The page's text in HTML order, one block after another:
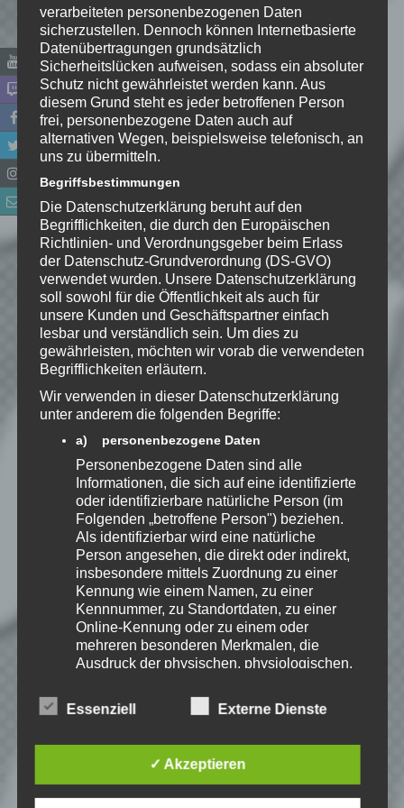
Name*
E-Mail-Adresse*
Website
*Ich habe die
Datenschutzerklärung
Kenntnis genommen. Ich stimme
zu, dass meine Angaben dauerhaft
gespeichert werden.
Benachrichtige mich über
nachfolgende Kommentare via E-
Mail.
Benachrichtige mich über neue
Beiträge via E-Mail.
EmKa
Ich bin leidenschaftlicher
Gamer und schaue mir
eigentlich alles Neue an.
Jedes Spiel hat seine faire
Chance. Ich freue mich immer wenn ich
jemandem das Hobby Videospielen näher
bringen kann.
Playlist – Minecraft: I will
verarbeiteten personenbezogenen Daten
sicherzustellen. Dennoch können Internetbasierte
Datenübertragungen grundsätzlich
Sicherheitslücken aufweisen, sodass ein absoluter
Schutz nicht gewährleistet werden kann. Aus
diesem Grund steht es jeder betroffenen Person
frei, personenbezogene Daten auch auf
alternativen Wegen, beispielsweise telefonisch, an
uns zu übermitteln.
Begriffsbestimmungen
Die Datenschutzerklärung beruht auf den
Begrifflichkeiten, die durch den Europäischen
Richtlinien- und Verordnungsgeber beim Erlass
der Datenschutz-Grundverordnung (DS-GVO)
verwendet wurden. Unsere Datenschutzerklärung
soll sowohl für die Öffentlichkeit als auch für
unsere Kunden und Geschäftspartner einfach
lesbar und verständlich sein. Um dies zu
gewährleisten, möchten wir vorab die verwendeten
Begrifflichkeiten erläutern.
Wir verwenden in dieser Datenschutzerklärung
unter anderem die folgenden Begriffe:
a) personenbezogene Daten
Personenbezogene Daten sind alle
Informationen, die sich auf eine identifizierte
oder identifizierbare natürliche Person (im
Folgenden „betroffene Person") beziehen.
Als identifizierbar wird eine natürliche
Person angesehen, die direkt oder indirekt,
insbesondere mittels Zuordnung zu einer
Kennung wie einem Namen, zu einer
Kennnummer, zu Standortdaten, zu einer
Online-Kennung oder zu einem oder
mehreren besonderen Merkmalen, die
Ausdruck der physischen, physiologischen,
kulturellen oder sozialen Identität dieser
natürlichen Person sind, identifiziert werden
b) betroffene Person
Betroffene Person ist jede identifizierte oder
identifizierbare natürliche Person, deren
Essenziell Externe Dienste
✓ Akzeptieren